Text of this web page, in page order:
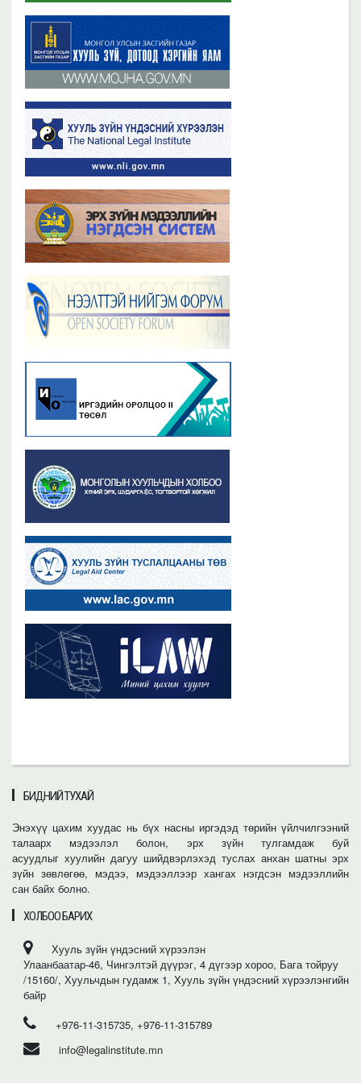
Бүх мэдээ
БИДНИЙ ТУХАЙ
Энэхүү цахим хуудас нь бүх насны иргэдэд төрийн үйлчилгээний
талаарх мэдээлэл болон, эрх зүйн тулгамдаж буй
асуудлыг хуулийн дагуу шийдвэрлэхэд туслах анхан шатны эрх
зүйн зөвлөгөө, мэдээ, мэдээллээр хангах нэгдсэн мэдээллийн
сан байх болно.
ХОЛБОО БАРИХ
Хууль зүйн үндэсний хүрээлэн
Улаанбаатар-46, Чингэлтэй дүүрэг, 4 дүгээр хороо, Бага тойруу
/15160/, Хуульчдын гудамж 1, Хууль зүйн үндэсний хүрээлэнгийн
байр
+976-11-315735, +976-11-315789
info@legalinstitute.mn